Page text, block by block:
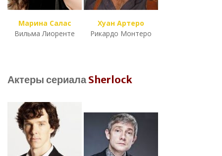
Марина Салас
Вильма Лиоренте
Хуан Артеро
Рикардо Монтеро
Актеры сериалаSherlock